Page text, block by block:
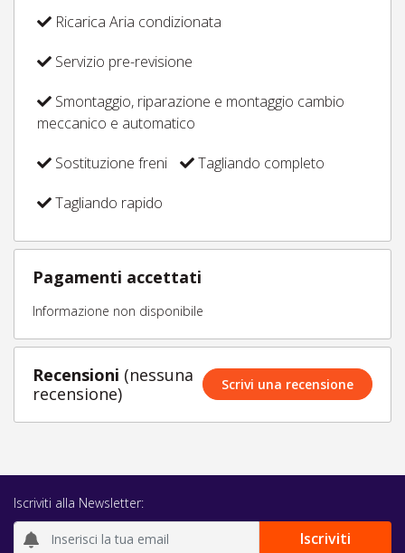
Ricarica Aria condizionata
Servizio pre-revisione
Smontaggio, riparazione e montaggio cambio
meccanico e automatico
Sostituzione freni
Tagliando completo
Tagliando rapido
Pagamenti accettati
Informazione non disponibile
Recensioni (nessuna
recensione)
Scrivi una recensione
Iscriviti alla Newsletter: